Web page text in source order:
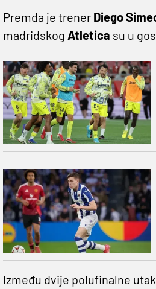
Premda je trener Diego
madridskog Atletica su u
Između dvije polufinalne